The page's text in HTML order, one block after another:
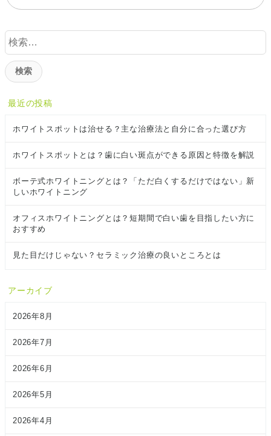
検
索
最近の投稿
ホワイトスポットは治せる？主な治療法と自分に合った選び方
ホワイトスポットとは？歯に白い斑点ができる原因と特徴を解説
ボーテ式ホワイトニングとは？「ただ白くするだけではない」新
しいホワイトニング
オフィスホワイトニングとは？短期間で白い歯を目指したい方に
おすすめ
見た目だけじゃない？セラミック治療の良いところとは
アーカイブ
2026年8月
2026年7月
2026年6月
2026年5月
2026年4月